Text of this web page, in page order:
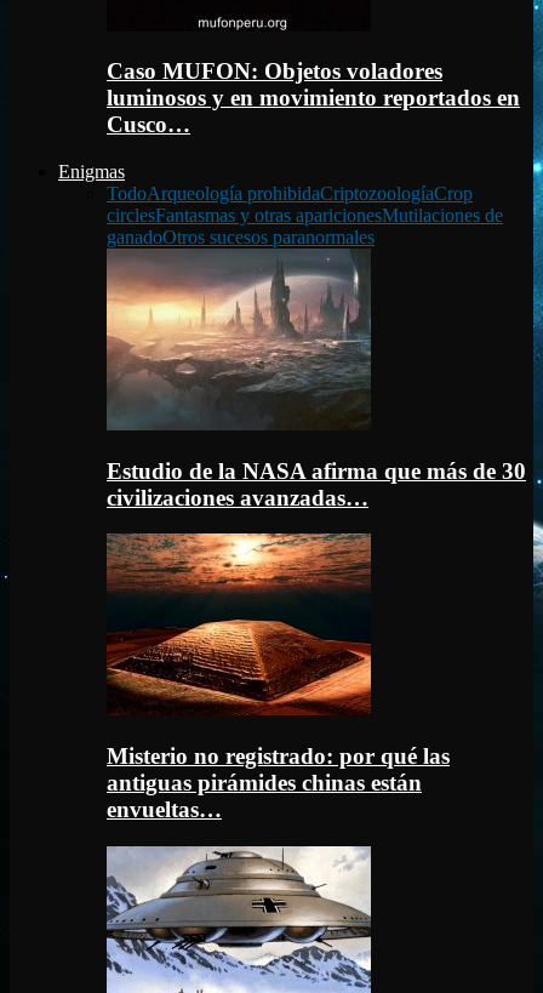
Caso MUFON: Objetos voladores
luminosos y en movimiento reportados en
Cusco…
Enigmas
TodoArqueología prohibidaCriptozoologíaCrop
circlesFantasmas y otras aparicionesMutilaciones de
ganadoOtros sucesos paranormales
Estudio de la NASA afirma que más de 30
civilizaciones avanzadas…
Misterio no registrado: por qué las
antiguas pirámides chinas están
envueltas…